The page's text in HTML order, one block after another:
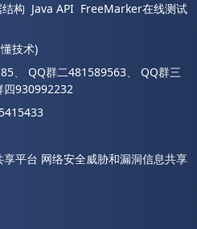
构 Java API FreeMarker在线测试
技术)
、 QQ群二481589563、 QQ群三
四930992232
享平台 网络安全威胁和漏洞信息共享